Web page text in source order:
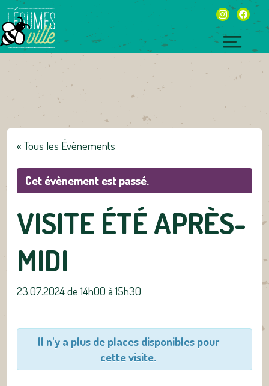
Skip
to
content
instagram
« Tous les Évènements
Cet évènement est passé.
VISITE ÉTÉ APRÈS-
MIDI
23.07.2024 de 14h00 à 15h30
Il n'y a plus de places disponibles pour
cette visite.